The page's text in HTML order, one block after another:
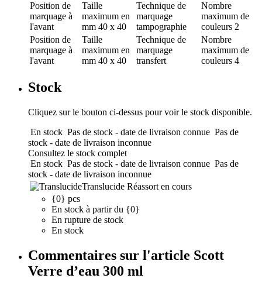
Position de
marquage à
l'avant
Taille
maximum en
mm 40 x 40
Technique de
marquage
tampographie
Nombre
maximum de
couleurs 2
Position de
marquage à
l'avant
Taille
maximum en
mm 40 x 40
Technique de
marquage
transfert
Nombre
maximum de
couleurs 4
Stock
Cliquez sur le bouton ci-dessus pour voir le stock disponible.
En stock Pas de stock - date de livraison connue Pas de
stock - date de livraison inconnue
Consultez le stock complet
En stock Pas de stock - date de livraison connue Pas de
stock - date de livraison inconnue
Translucide Réassort en cours
{0} pcs
En stock à partir du {0}
En rupture de stock
En stock
Commentaires sur l'article Scott
Verre d’eau 300 ml